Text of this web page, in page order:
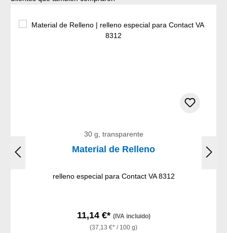
30 g, transparente
Material de Relleno
relleno especial para Contact VA 8312
11,14 €* (IVA incluido)
(37,13 €* / 100 g)